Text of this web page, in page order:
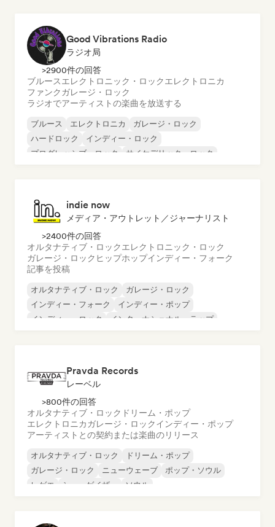
Good Vibrations Radio
ラジオ局
>2900件の回答
ブルースエレクトロニック・ロックエレクトロニカ
ファンクガレージ・ロック
ラジオでアーティストの楽曲を放送する
ブルース エレクトロニカ
ガレージ・ロック
ハードロック
インディー・ロック
プログレッシブ・ロック
サイケデリック・ロック
indie now
メディア・アウトレット／ジャーナリスト
>2400件の回答
オルタナティブ・ロックエレクトロニック・ロック
ガレージ・ロック ヒップホップインディー・フォーク
記事を投稿
オルタナティブ・ロック
ガレージ・ロック
インディー・フォーク
インディー・ポップ
インディー・ロック
インターナショナル・ラップ
Pravda Records
レーベル
>800件の回答
オルタナティブ・ロック ドリーム・ポップ
エレクトロニカガレージ・ロックインディー・ポップ
アーティストとの契約または楽曲のリリース
オルタナティブ・ロック
ドリーム・ポップ
ガレージ・ロック
ニューウェーブ
ポップ・ソウル
レゲエ
シューゲイザー ソウル